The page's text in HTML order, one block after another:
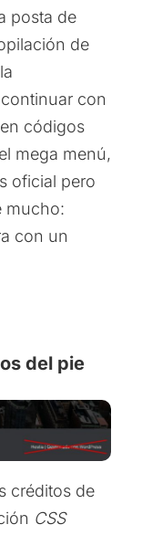
posta de
de
con
códigos
mega menú,
oficial pero
mucho:
con un
del pie
créditos de
CSS